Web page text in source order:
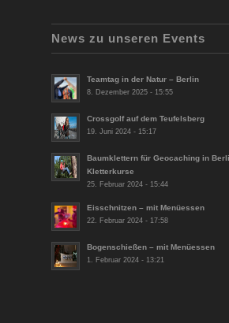
News zu unseren Events
Teamtag in der Natur – Berlin
8. Dezember 2025 - 15:55
Crossgolf auf dem Teufelsberg
19. Juni 2024 - 15:17
Baumklettern für Geocaching in
Kletterkurse
25. Februar 2024 - 15:44
Eisschnitzen – mit Menüessen
22. Februar 2024 - 17:58
Bogenschießen – mit Menüessen
1. Februar 2024 - 13:21